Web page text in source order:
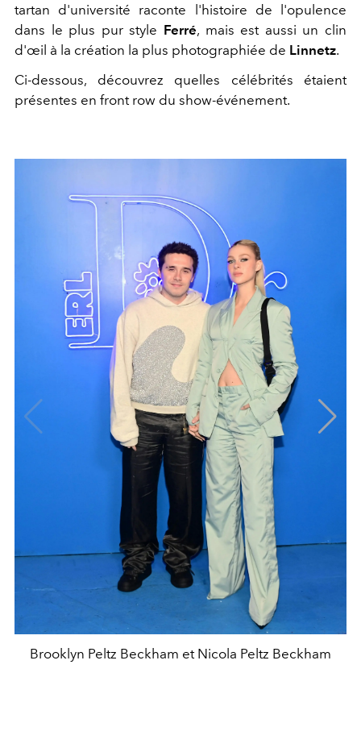
tartan d'université raconte l'histoire de l'opulence
dans le plus pur style Ferré, mais est aussi un clin
d'œil à la création la plus photographiée de Linnetz.
Ci-dessous, découvrez quelles célébrités étaient
présentes en front row du show-événement.
Brooklyn Peltz Beckham et Nicola Peltz Beckham